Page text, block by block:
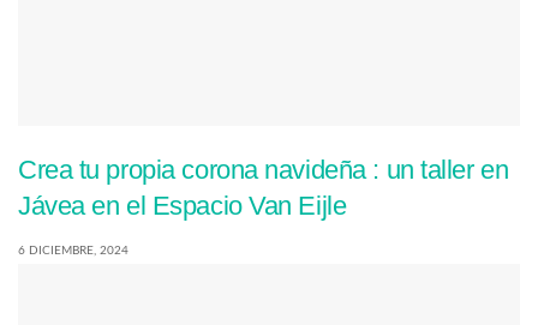
Crea tu propia corona navideña : un taller en
Jávea en el Espacio Van Eijle
6 DICIEMBRE, 2024